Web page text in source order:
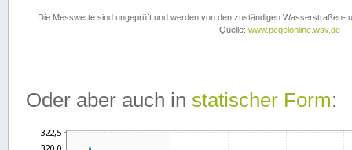
Oder aber auch in statischer Form: